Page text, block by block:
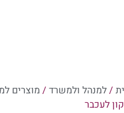
/למנהל ולמשרד/ מוצרים
לעכבר